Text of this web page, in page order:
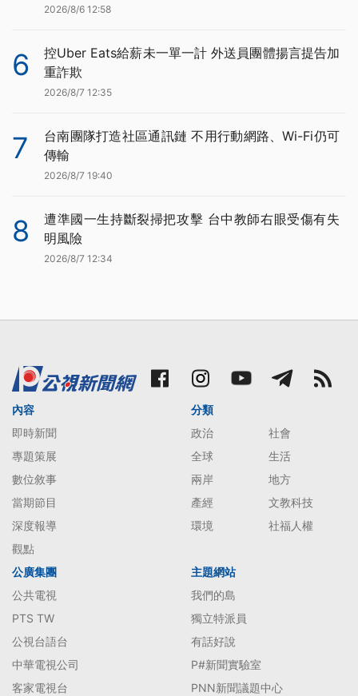
2026/8/6 12:58
6
控Uber Eats給薪未一單一計 外送員團體揚言提告加
重詐欺
2026/8/7 12:35
7
台南團隊打造社區通訊鏈 不用行動網路、Wi-Fi仍可
傳輸
2026/8/7 19:40
8
遭準國一生持斷裂掃把攻擊 台中教師右眼受傷有失
明風險
2026/8/7 12:34
內容
即時新聞
專題策展
數位敘事
當期節目
深度報導
觀點
分類
政治
社會
全球
生活
兩岸
地方
產經
文教科技
環境
社福人權
公廣集團
公共電視
PTS TW
公視台語台
中華電視公司
客家電視台
主題網站
我們的島
獨立特派員
有話好說
P#新聞實驗室
PNN新聞議題中心